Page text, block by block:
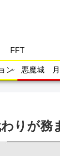
FFT
ン 悪魔城 月
りが務